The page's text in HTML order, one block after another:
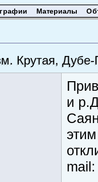
Материалы
Крутая, Дубе-
и